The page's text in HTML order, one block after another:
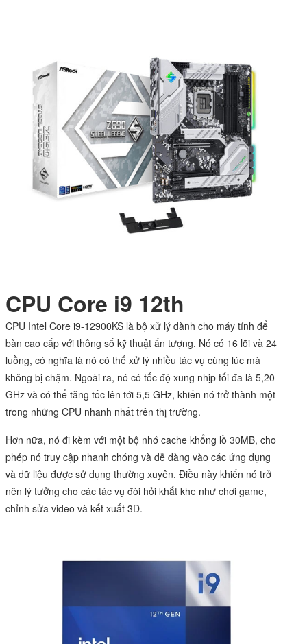
CPU Core i9 12th
CPU Intel Core i9-12900KS là bộ xử lý dành cho máy tính để
bàn cao cấp với thông số kỹ thuật ấn tượng. Nó có 16 lõi và 24
luồng, có nghĩa là nó có thể xử lý nhiều tác vụ cùng lúc mà
không bị chậm. Ngoài ra, nó có tốc độ xung nhịp tối đa là 5,20
GHz và có thể tăng tốc lên tới 5,5 GHz, khiến nó trở thành một
trong những CPU nhanh nhất trên thị trường.
Hơn nữa, nó đi kèm với một bộ nhớ cache khổng lồ 30MB, cho
phép nó truy cập nhanh chóng và dễ dàng vào các ứng dụng
và dữ liệu được sử dụng thường xuyên. Điều này khiến nó trở
nên lý tưởng cho các tác vụ đòi hỏi khắt khe như chơi game,
chỉnh sửa video và kết xuất 3D.